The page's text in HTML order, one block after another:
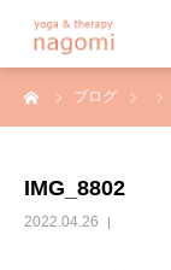
ブログ
IMG_8802
2022.04.26
HOME